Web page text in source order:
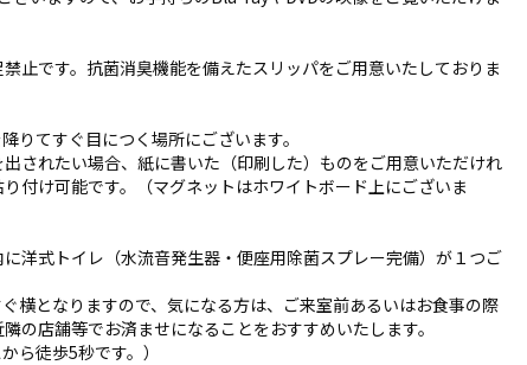
止です。抗菌消臭機能を備えたスリッパをご用意いたしておりま
りてすぐ目につく場所にございます。
されたい場合、紙に書いた（印刷した）ものをご用意いただけれ
付け可能です。（マグネットはホワイトボード上にございま
洋式トイレ（水流音発生器・便座用除菌スプレー完備）が１つご
横となりますので、気になる方は、ご来室前あるいはお食事の際
の店舗等でお済ませになることをおすすめいたします。
ら徒歩5秒です。）